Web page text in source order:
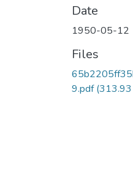
Date
1950-05-12
Files
9.pdf(313.93